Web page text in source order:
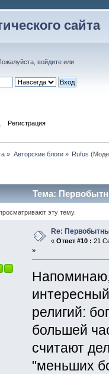
сайта
войдите или
Регистрация
» Авторские блоги» Rufus
Тема:
эту тему.
Re:
« Ответ #10 : 21
»
религий:
большей
считают
"меньших